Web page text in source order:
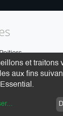
Ferrand
Vire
et traitons
aux fins
.
...